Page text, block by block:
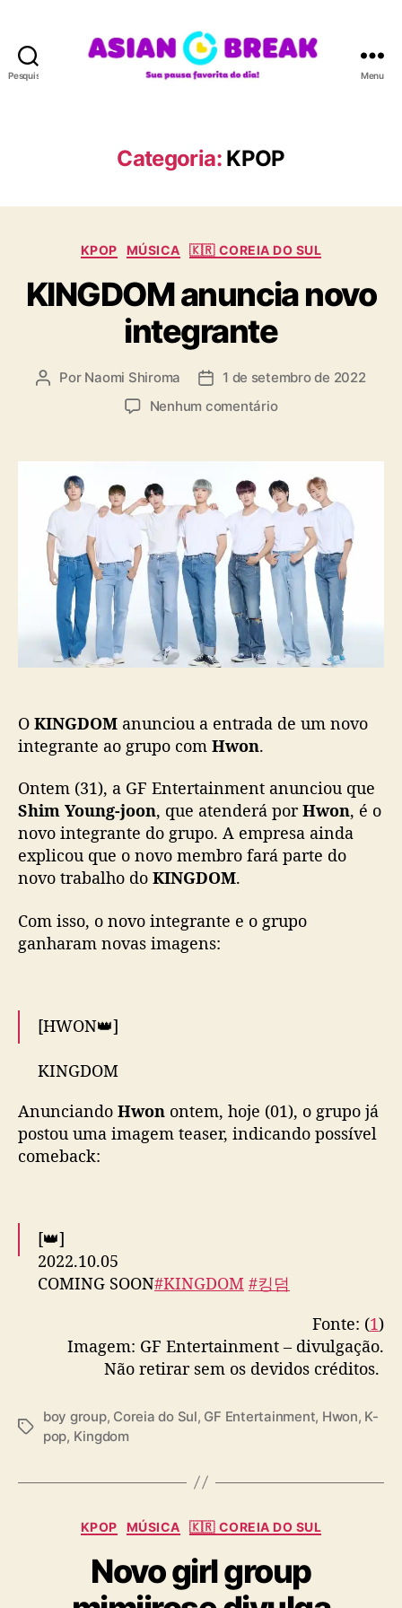
Pesquisar
A
N
R
A
Menu
Categoria: KPOP
C
t
e
g
o
i
a
KPOP MÚSICA 🇰🇷 COREIA DO SUL
KINGDOM anuncia novo
integrante
A
r
p
o
s
Por Naomi Shiroma
D
d
e
p
u
l
a
ç
ã
1 de setembro de 2022
Nenhum comentárioe
I
N
G
O
M
a
n
u
n
c
n
n
t
e
a
O KINGDOM anunciou a entrada de um novo
integrante ao grupo com Hwon.
Ontem (31), a GF Entertainment anunciou que
Shim Young-joon, que atenderá porHwon, é o
novo integrante do grupo. A empresa ainda
explicou que o novo membro fará parte do
novo trabalho do KINGDOM.
Com isso, o novo integrante e o grupo
ganharam novas imagens:
[HWON👑]
KINGDOM
2002.03.12#KINGDOM #킹덤 #HWON #훤
pic.twitter.com/UBt7tzhQsN
Anunciando Hwon ontem, hoje (01), o grupo já
postou uma imagem teaser, indicando possível
comeback:
[👑]
2022.10.05
COMING SOON#KINGDOM #킹덤
— KINGDOM (@KINGDOM_GFent)
September 1, 2022
Fonte: (1)
Imagem: GF Entertainment – divulgação.
Não retirar sem os devidos créditos.
T
s
boy group, Coreia do Sul, GF Entertainment, Hwon, K-
pop, Kingdom
C
t
e
g
KPOP MÚSICA 🇰🇷 COREIA DO SUL
Novo girl group